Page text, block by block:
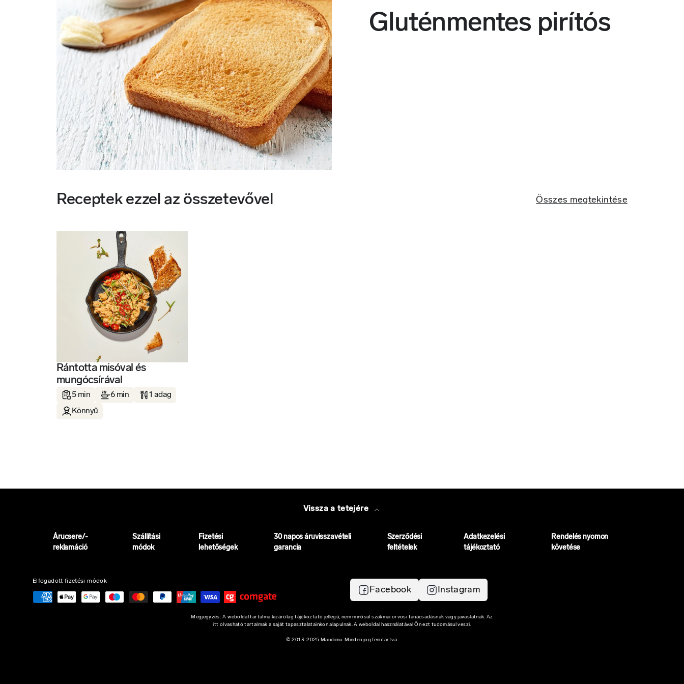
Gluténmentes pirítós
Receptek ezzel az összetevővel Összes megtekintése
Rántotta misóval és
mungócsírával
5 min 6 min
1 adag
Könnyű
Vissza a tetejére
Árucsere/-
reklamáció
Szállítási
módok
Fizetési
lehetőségek
30 napos áruvisszavételi
garancia
Szerződési
feltételek
Adatkezelési
tájékoztató
Rendelés nyomon
követése
Elfogadott fizetési módok
Facebook Instagram
Megjegyzés: A weboldal tartalma kizárólag tájékoztató jellegű, nem minősül szakmai orvosi tanácsadásnak vagy javaslatnak. Az
itt olvasható tartalmak a saját tapasztalatainkon alapulnak. A weboldal használatával Ön ezt tudomásul veszi.
© 2013-2025 Mandimu. Minden jog fenntartva.